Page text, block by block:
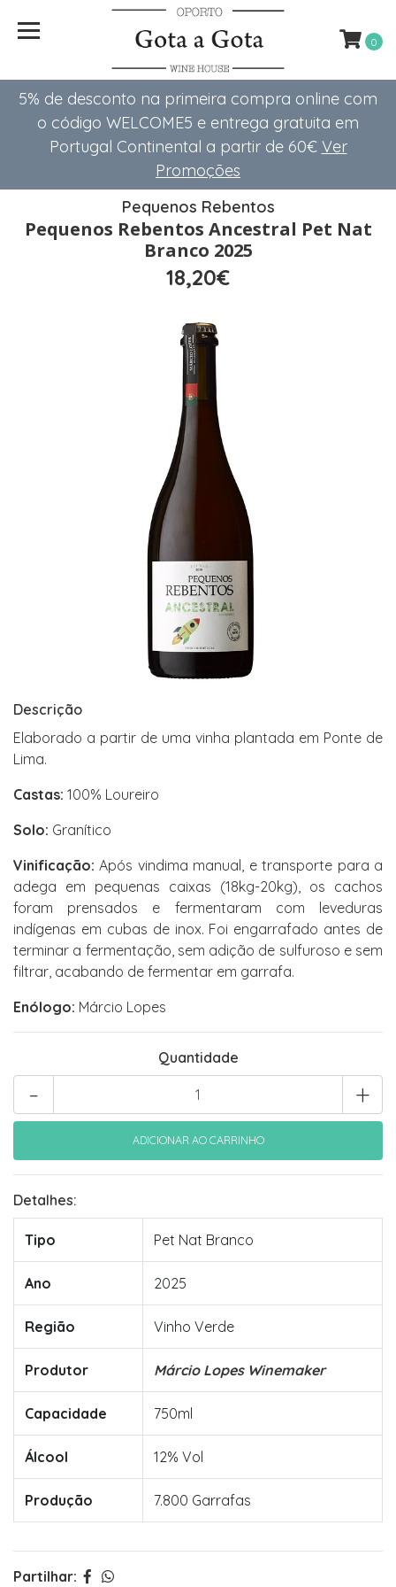
5% de desconto na primeira compra online com
o código WELCOME5 e entrega gratuita em
Portugal Continental a partir de 60€ Ver
Promoções
0
Pequenos Rebentos
Pequenos Rebentos Ancestral Pet Nat
Branco 2025
18,20€
Descrição
Elaborado a partir de uma vinha plantada em Ponte de
Lima.
Castas: 100% Loureiro
Solo: Granítico
Vinificação: Após vindima manual, e transporte para a
adega em pequenas caixas (18kg-20kg), os cachos
foram prensados e fermentaram com leveduras
indígenas em cubas de inox. Foi engarrafado antes de
terminar a fermentação, sem adição de sulfuroso e sem
filtrar, acabando de fermentar em garrafa.
Enólogo: Márcio Lopes
Quantidade
+
-
Detalhes:
Tipo Pet Nat Branco
Ano 2025
Região Vinho Verde
Produtor Márcio Lopes Winemaker
Capacidade 750ml
Álcool 12% Vol
Produção 7.800 Garrafas
Partilhar: